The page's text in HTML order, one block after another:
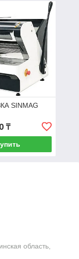
SINMAG
₸
область,